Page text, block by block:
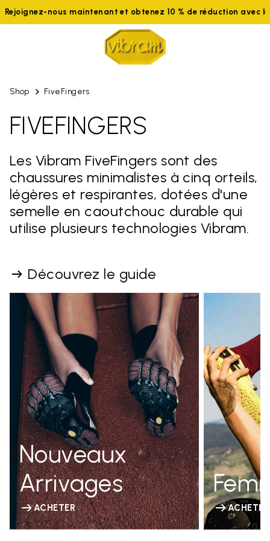
nous maintenant et obtenez 10 % de réduction avec le code
Shop FiveFingers
FIVEFINGERS
Les Vibram FiveFingers sont des
chaussures minimalistes à cinq orteils,
légères et respirantes, dotées d'une
semelle en caoutchouc durable qui
utilise plusieurs technologies Vibram.
Découvrez le guide
Nouveaux
Arrivages
ACHETER ACHETER